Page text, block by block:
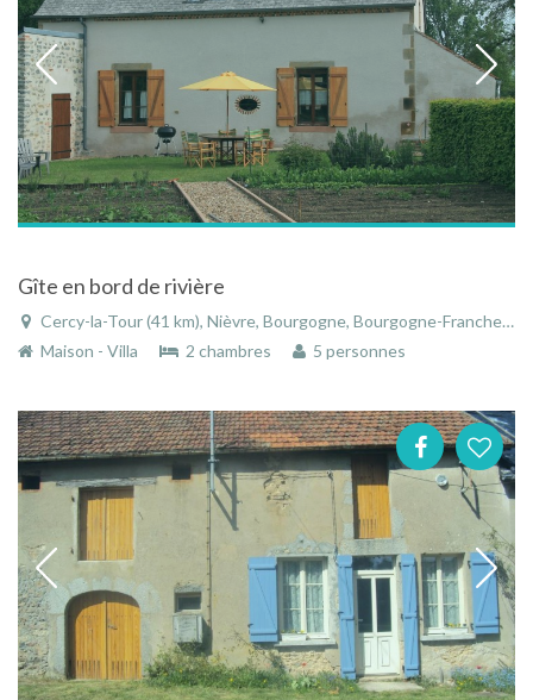
Gîte en bord de rivière
Cercy-la-Tour (41 km), Nièvre, Bourgogne, Bourgogne-Franche-Comté, France
Maison - Villa
2 chambres 5 personnes